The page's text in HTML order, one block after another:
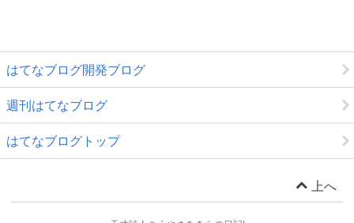
はてなブログ開発ブログ
週刊はてなブログ
はてなブログトップ
上へ